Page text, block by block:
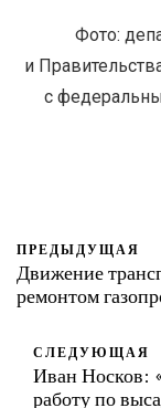
Фото:
и
с
ПРЕДЫДУЩАЯ
Движение
ремонтом
СЛЕДУЮЩАЯ
Иван Носков:
работу по